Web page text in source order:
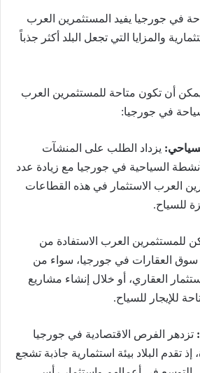
في جورجيا يفيد المستثمرين العرب
والمزايا التي تجعل البلد أكثر جذباً
يمكن أن تكون متاحة للمستثمرين العرب
في جورجيا:
يزداد الطلب على المنشآت
السياحية في جورجيا مع زيادة عدد
العرب الاستثمار في هذه القطاعات
للسياح.
للمستثمرين العرب الاستفادة من
سوق العقارات في جورجيا، سواء من
العقاري، أو خلال إنشاء مشاريع
للإيجار للسياح.
تزدهر الفرص الاقتصادية في جورجيا
إذ تقدم البلاد بيئة استثمارية جاذبة تشجع